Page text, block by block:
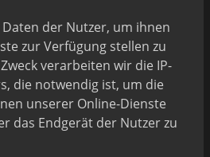
der Nutzer, um ihnen
zur Verfügung stellen zu
verarbeiten wir die IP-
die notwendig ist, um die
unserer Online-Dienste
das Endgerät der Nutzer zu